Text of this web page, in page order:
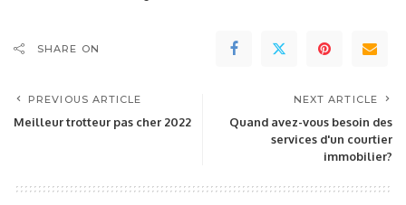
SHARE ON
PREVIOUS ARTICLE
Meilleur trotteur pas cher 2022
NEXT ARTICLE
Quand avez-vous besoin des
services d'un courtier
immobilier?